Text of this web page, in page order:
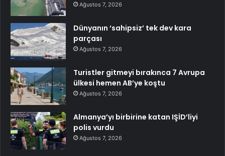
Ağustos 7, 2026
Dünyanın ‘sahipsiz’ tek dev kara
parçası
Ağustos 7, 2026
Turistler gitmeyi bırakınca 7 Avrupa
ülkesi hemen AB’ye koştu
Ağustos 7, 2026
Almanya’yı birbirine katan IŞİD’liyi
polis vurdu
Ağustos 7, 2026